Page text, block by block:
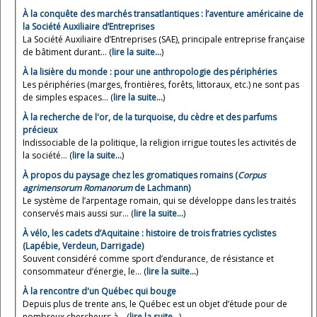
À la conquête des marchés transatlantiques : l’aventure américaine de
la Société Auxiliaire d’Entreprises
La Société Auxiliaire d’Entreprises (SAE), principale entreprise française
de bâtiment durant... (lire la suite…)
À la lisière du monde : pour une anthropologie des périphéries
Les périphéries (marges, frontières, forêts, littoraux, etc.) ne sont pas
de simples espaces... (lire la suite…)
À la recherche de l'or, de la turquoise, du cèdre et des parfums
précieux
Indissociable de la politique, la religion irrigue toutes les activités de
la société... (lire la suite…)
À propos du paysage chez les gromatiques romains (Corpus
agrimensorum Romanorumde Lachmann)
Le système de l’arpentage romain, qui se développe dans les traités
conservés mais aussi sur... (lire la suite…)
À vélo, les cadets d’Aquitaine : histoire de trois fratries cyclistes
(Lapébie, Verdeun, Darrigade)
Souvent considéré comme sport d’endurance, de résistance et
consommateur d’énergie, le... (lire la suite…)
À la rencontre d'un Québec qui bouge
Depuis plus de trente ans, le Québec est un objet d’étude pour de